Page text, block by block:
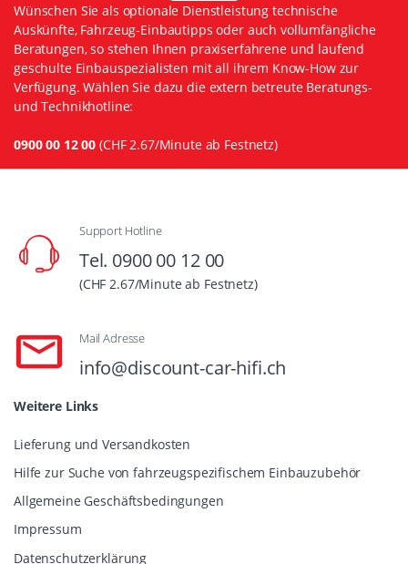
Wünschen Sie als optionale Dienstleistung technische
Auskünfte, Fahrzeug-Einbautipps oder auch vollumfängliche
Beratungen, so stehen Ihnen praxiserfahrene und laufend
geschulte Einbauspezialisten mit all ihrem Know-How zur
Verfügung. Wählen Sie dazu die extern betreute Beratungs-
und Technikhotline:
0900 00 12 00 (CHF 2.67/Minute ab Festnetz)
Support Hotline
Tel. 0900 00 12 00
(CHF 2.67/Minute ab Festnetz)
Mail Adresse
info@discount-car-hifi.ch
Weitere Links
Lieferung und Versandkosten
Hilfe zur Suche von fahrzeugspezifischem Einbauzubehör
Allgemeine Geschäftsbedingungen
Impressum
Datenschutzerklärung